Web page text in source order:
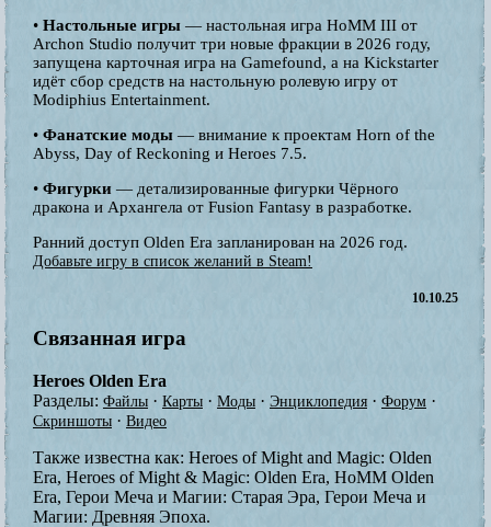
• Настольные игры — настольная игра HoMM III от
Archon Studio получит три новые фракции в 2026 году,
запущена карточная игра на Gamefound, а на Kickstarter
идёт сбор средств на настольную ролевую игру от
Modiphius Entertainment.
• Фанатские моды — внимание к проектам Horn of the
Abyss, Day of Reckoning и Heroes 7.5.
• Фигурки — детализированные фигурки Чёрного
дракона и Архангела от Fusion Fantasy в разработке.
Ранний доступ Olden Era запланирован на 2026 год.
Добавьте игру в список желаний в Steam!
10.10.25
Связанная игра
Heroes Olden Era
Разделы: Файлы · Карты · Моды · Энциклопедия · Форум ·
Скриншоты · Видео
Также известна как: Heroes of Might and Magic: Olden
Era, Heroes of Might & Magic: Olden Era, HoMM Olden
Era, Герои Меча и Магии: Старая Эра, Герои Меча и
Магии: Древняя Эпоха.